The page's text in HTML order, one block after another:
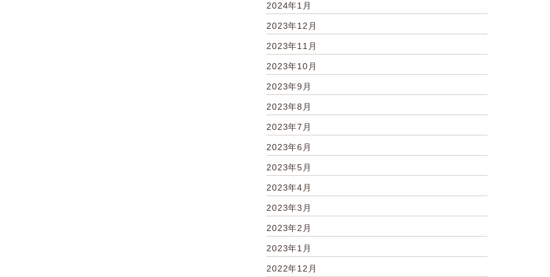
2024年1月
2023年12月
2023年11月
2023年10月
2023年9月
2023年8月
2023年7月
2023年6月
2023年5月
2023年4月
2023年3月
2023年2月
2023年1月
2022年12月